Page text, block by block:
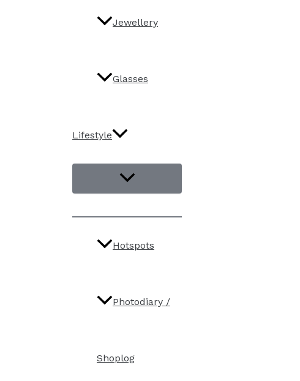
Jewellery
Glasses
Lifestyle
Hotspots
Photodiary /
Shoplog